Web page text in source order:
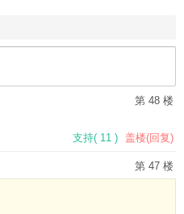
第 48 楼
支持( 11 ) 盖楼(回复)
第 47 楼